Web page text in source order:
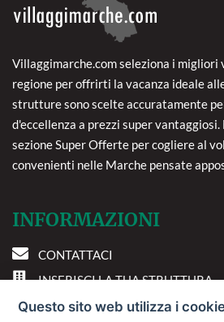
Villaggimarche.com seleziona i
regione per offrirti la vacanza ideale
strutture sono scelte accuratamente
d'eccellenza a prezzi super
sezione Super Offerte per cogliere al
convenienti nelle Marche pensate
INFORMAZIONI
CONTATTACI
INSERISCI LA TUA STRUTTURA
PREFERENZE COOKIE
Questo sito web utilizza i